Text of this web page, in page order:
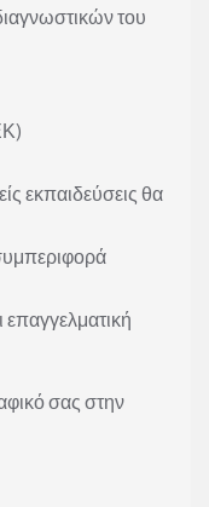
του
εκπαιδεύσεις θα
σας στην